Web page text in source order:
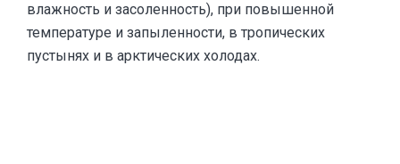
влажность и засоленность), при повышенной
температуре и запыленности, в тропических
пустынях и в арктических холодах.